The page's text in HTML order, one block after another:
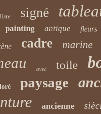
signé
painting antique fleurs
cadre marine
avec toile
paysage
ancienne